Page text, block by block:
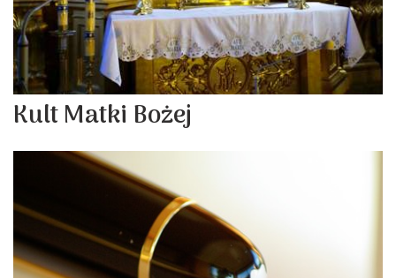
Kult Matki Bożej